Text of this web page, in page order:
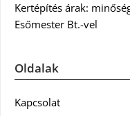
Kertépítés árak:
Esőmester Bt.-vel
Oldalak
Kapcsolat